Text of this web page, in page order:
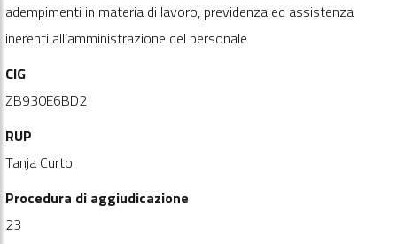
adempimenti in materia di lavoro, previdenza ed assistenza
inerenti all’amministrazione del personale
CIG
ZB930E6BD2
RUP
Tanja Curto
Procedura di aggiudicazione
23